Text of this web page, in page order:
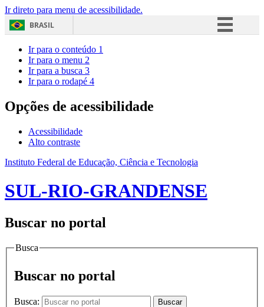
Ir direto para menu de acessibilidade.
BRASIL
Acesso à informação
Ir para o conteúdo 1
Ir para o menu 2
Ir para a busca 3
Ir para o rodapé 4
Opções de acessibilidade
Acessibilidade
Alto contraste
Instituto Federal de Educação, Ciência e Tecnologia
SUL-RIO-GRANDENSE
Buscar no portal
Busca
Buscar no portal
Busca: Buscar